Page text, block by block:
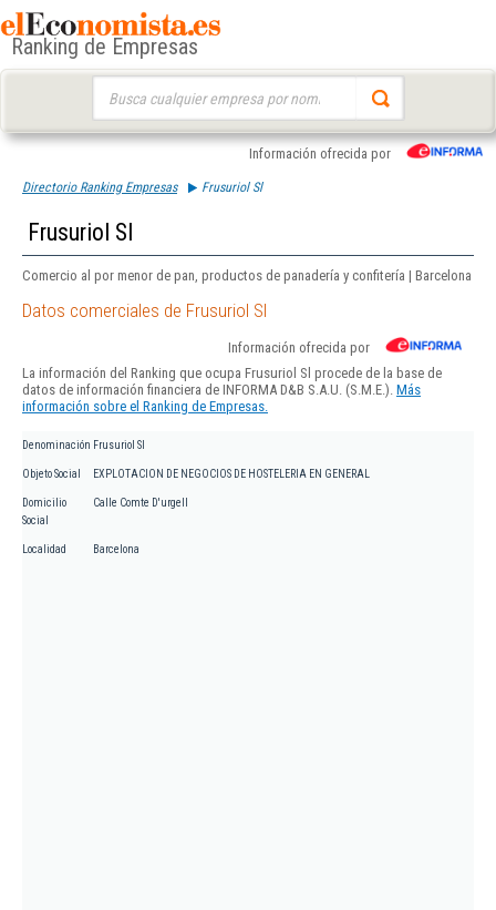
Ranking de Empresas
Información ofrecida por
Directorio Ranking Empresas Frusuriol Sl
Frusuriol Sl
Comercio al por menor de pan, productos de panadería y confitería | Barcelona
Datos comerciales de Frusuriol Sl
Información ofrecida por
La información del Ranking que ocupa Frusuriol Sl procede de la base de
datos de información financiera de INFORMA D&B S.A.U. (S.M.E.). Más
información sobre el Ranking de Empresas.
Denominación Frusuriol Sl
Objeto Social EXPLOTACION DE NEGOCIOS DE HOSTELERIA EN GENERAL
Domicilio
Social
Calle Comte D'urgell
Localidad Barcelona